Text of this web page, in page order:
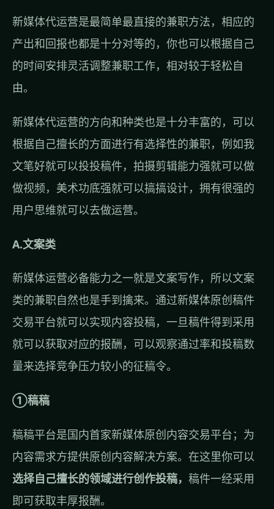
新媒体代运营是最简单最直接的兼职方法，相应的
产出和回报也都是十分对等的，你也可以根据自己
的时间安排灵活调整兼职工作，相对较于轻松自
由。
新媒体代运营的方向和种类也是十分丰富的，可以
根据自己擅长的方面进行有选择性的兼职，例如我
文笔好就可以投投稿件，拍摄剪辑能力强就可以做
做视频，美术功底强就可以搞搞设计，拥有很强的
用户思维就可以去做运营。
A.文案类
新媒体运营必备能力之一就是文案写作，所以文案
类的兼职自然也是手到擒来。通过新媒体原创稿件
交易平台就可以实现内容投稿，一旦稿件得到采用
就可以获取对应的报酬，可以观察通过率和投稿数
量来选择竞争压力较小的征稿令。
①稿稿
稿稿平台是国内首家新媒体原创内容交易平台；为
内容需求方提供原创内容解决方案。在这里你可以
选择自己擅长的领域进行创作投稿， 稿件一经采用
即可获取丰厚报酬。